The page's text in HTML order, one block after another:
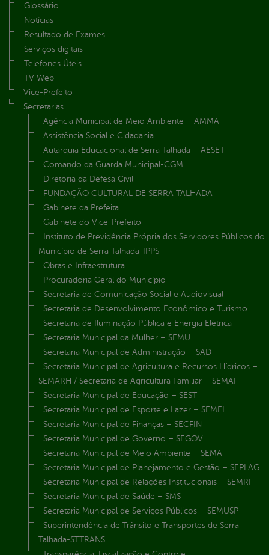
Glossário
Notícias
Resultado de Exames
Serviços digitais
Telefones Úteis
TV Web
Vice-Prefeito
Secretarias
Agência Municipal de Meio Ambiente – AMMA
Assistência Social e Cidadania
Autarquia Educacional de Serra Talhada – AESET
Comando da Guarda Municipal-CGM
Diretoria da Defesa Civil
FUNDAÇÃO CULTURAL DE SERRA TALHADA
Gabinete da Prefeita
Gabinete do Vice-Prefeito
Instituto de Previdência Própria dos Servidores Públicos do
Município de Serra Talhada-IPPS
Obras e Infraestrutura
Procuradoria Geral do Município
Secretaria de Comunicação Social e Audiovisual
Secretaria de Desenvolvimento Econômico e Turismo
Secretaria de Iluminação Pública e Energia Elétrica
Secretaria Municipal da Mulher – SEMU
Secretaria Municipal de Administração – SAD
Secretaria Municipal de Agricultura e Recursos Hídricos –
SEMARH / Secretaria de Agricultura Familiar – SEMAF
Secretaria Municipal de Educação – SEST
Secretaria Municipal de Esporte e Lazer – SEMEL
Secretaria Municipal de Finanças – SECFIN
Secretaria Municipal de Governo – SEGOV
Secretaria Municipal de Meio Ambiente – SEMA
Secretaria Municipal de Planejamento e Gestão – SEPLAG
Secretaria Municipal de Relações Institucionais – SEMRI
Secretaria Municipal de Saúde – SMS
Secretaria Municipal de Serviços Públicos – SEMUSP
Superintendência de Trânsito e Transportes de Serra
Talhada-STTRANS